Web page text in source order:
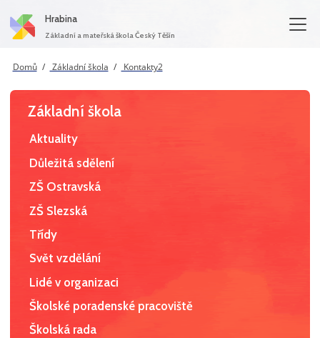
Hrabina
Základní a mateřská škola Český Těšín
Domů Základní škola Kontakty2
Základní škola
Aktuality
Důležitá sdělení
ZŠ Ostravská
ZŠ Slezská
Třídy
Svět vzdělání
Lidé v organizaci
Školské poradenské pracoviště
Školská rada